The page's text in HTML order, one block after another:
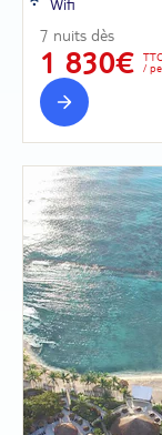
Wifi
7 nuits dès
1 830€
TTC
/